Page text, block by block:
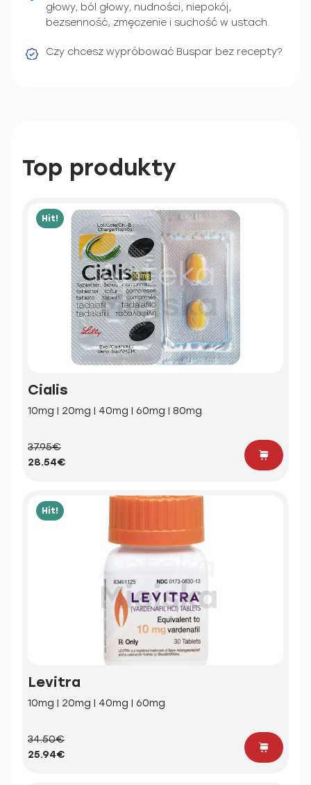
głowy, ból głowy, nudności, niepokój,
bezsenność, zmęczenie i suchość w ustach.
Czy chcesz wypróbować Buspar bez recepty?
Top produkty
Hit!
Cialis
10mg | 20mg | 40mg | 60mg | 80mg
37.95€
28.54€
Hit!
Levitra
10mg | 20mg | 40mg | 60mg
34.50€
25.94€